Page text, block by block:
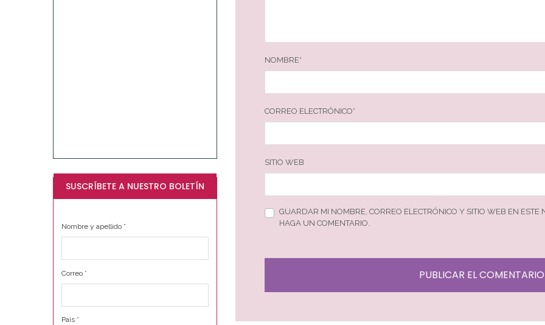
NOMBRE*
CORREO ELECTRÓNICO*
SITIO WEB
GUARDAR MI NOMBRE, CORREO ELECTRÓNICO Y SITIO WEB EN
HAGA UN COMENTARIO.
SUSCRÍBETE A NUESTRO BOLETÍN
Nombre y apellido *
Correo *
País *